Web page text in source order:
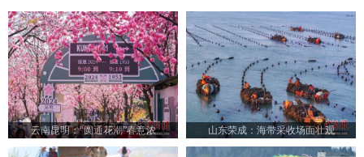
云南昆明：“圆通花潮”春意浓 山东荣成：海带采收场面壮观